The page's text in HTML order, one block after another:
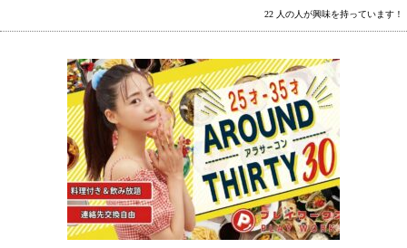
22 人の人が興味を持っています！